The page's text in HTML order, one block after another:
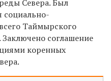
Севера. Был
социально-
Таймырского
соглашение
коренных